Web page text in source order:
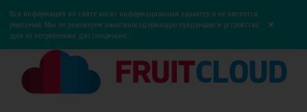
0
Вся информация на сайте носит информационный характер и не является
рекламой. Мы не реализуем никотиносодержащую продукцию и устройства
для её потребления дистанционно.
×